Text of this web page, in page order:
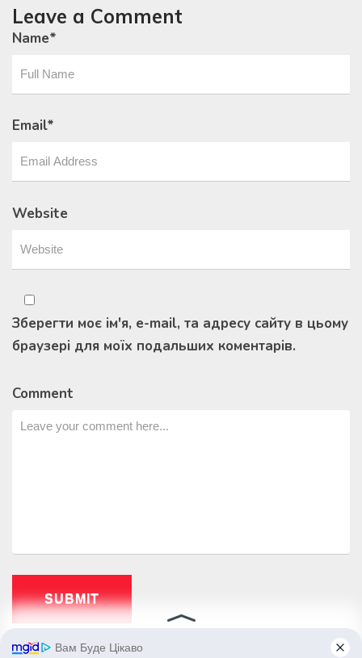
Leave a Comment
Name*
Email*
Website
Зберегти моє ім'я, e-mail, та адресу сайту в цьому
браузері для моїх подальших коментарів.
Comment